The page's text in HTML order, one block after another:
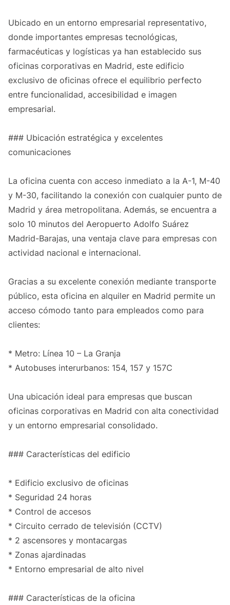
Ubicado en un entorno empresarial representativo,
donde importantes empresas tecnológicas,
farmacéuticas y logísticas ya han establecido sus
oficinas corporativas en Madrid, este edificio
exclusivo de oficinas ofrece el equilibrio perfecto
entre funcionalidad, accesibilidad e imagen
empresarial.
### Ubicación estratégica y excelentes
comunicaciones
La oficina cuenta con acceso inmediato a la A-1, M-40
y M-30, facilitando la conexión con cualquier punto de
Madrid y área metropolitana. Además, se encuentra a
solo 10 minutos del Aeropuerto Adolfo Suárez
Madrid-Barajas, una ventaja clave para empresas con
actividad nacional e internacional.
Gracias a su excelente conexión mediante transporte
público, esta oficina en alquiler en Madrid permite un
acceso cómodo tanto para empleados como para
clientes:
* Metro: Línea 10 – La Granja
* Autobuses interurbanos: 154, 157 y 157C
Una ubicación ideal para empresas que buscan
oficinas corporativas en Madrid con alta conectividad
y un entorno empresarial consolidado.
### Características del edificio
* Edificio exclusivo de oficinas
* Seguridad 24 horas
* Control de accesos
* Circuito cerrado de televisión (CCTV)
* 2 ascensores y montacargas
* Zonas ajardinadas
* Entorno empresarial de alto nivel
### Características de la oficina